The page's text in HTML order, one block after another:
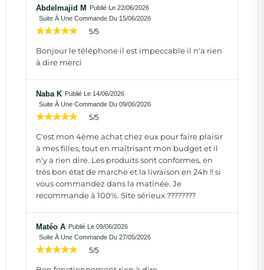
Abdelmajid M
Publié Le 22/06/2026
Suite À Une Commande Du 15/06/2026
5/5
Bonjour le téléphone il est impeccable il n'a rien
à dire merci
Naba K Publié Le 14/06/2026
Suite À Une Commande Du 09/06/2026
5/5
C'est mon 4ème achat chez eux pour faire plaisir
à mes filles, tout en maîtrisant mon budget et il
n'y a rien dire. Les produits sont conformes, en
très bon état de marche et la livraison en 24h !! si
vous commandez dans la matinée. Je
recommande à 100%. Site sérieux ????????
Matéo A Publié Le 09/06/2026
Suite À Une Commande Du 27/05/2026
5/5